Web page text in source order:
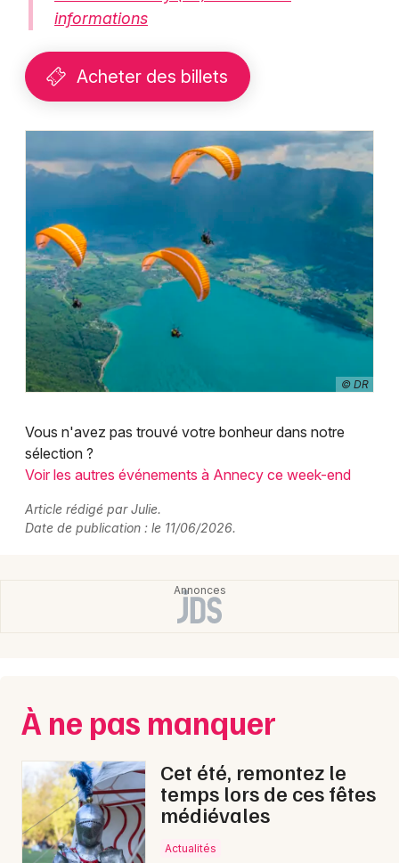
informations
Acheter des billets
© DR
Vous n'avez pas trouvé votre bonheur dans notre
sélection ?
Voir les autres événements à Annecy ce week-end
Article rédigé par Julie.
Date de publication : le 11/06/2026.
À ne pas manquer
Cet été, remontez le
temps lors de ces fêtes
médiévales
Actualités